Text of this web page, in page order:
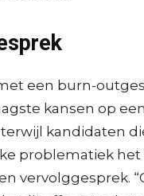
een burn-
kansen op
kandidaten
problematiek
vervolggesprek.